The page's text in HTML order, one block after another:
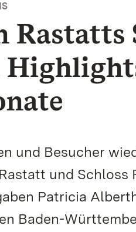
Rastatts
und Besucher
und Schloss
Patricia
Baden-